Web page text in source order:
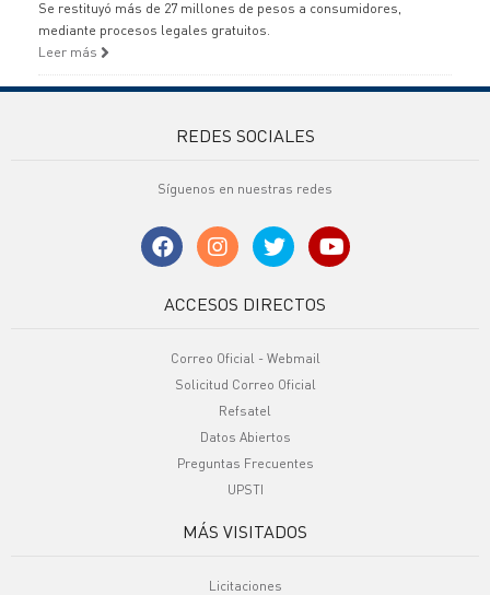
Se restituyó más de 27 millones de pesos a consumidores,
mediante procesos legales gratuitos.
Leer más
REDES SOCIALES
Síguenos en nuestras redes
ACCESOS DIRECTOS
Correo Oficial - Webmail
Solicitud Correo Oficial
Refsatel
Datos Abiertos
Preguntas Frecuentes
UPSTI
MÁS VISITADOS
Licitaciones